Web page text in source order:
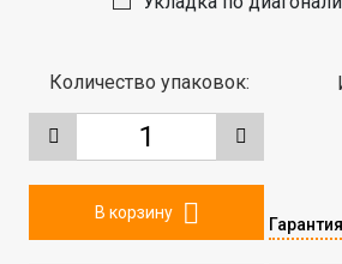
Количество упаковок:
В корзину